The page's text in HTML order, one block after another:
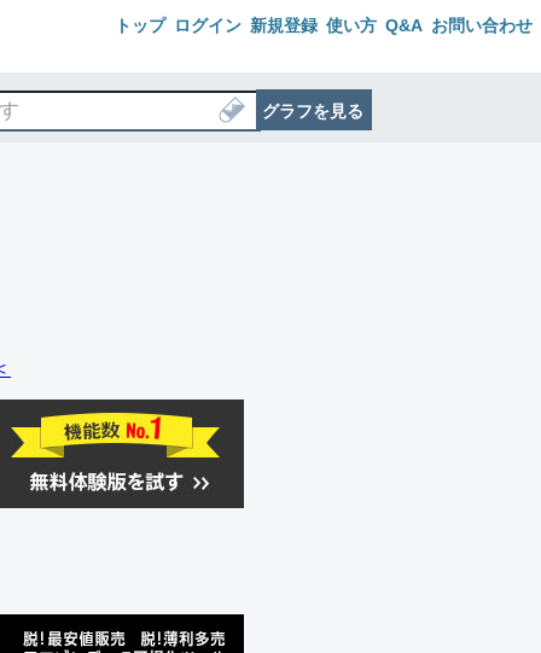
トップ ログイン 新規登録 使い方 Q&A お問い合わせ
グラフを見る